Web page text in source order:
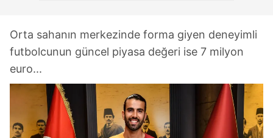
Orta sahanın merkezinde forma giyen deneyimli
futbolcunun güncel piyasa değeri ise 7 milyon
euro...